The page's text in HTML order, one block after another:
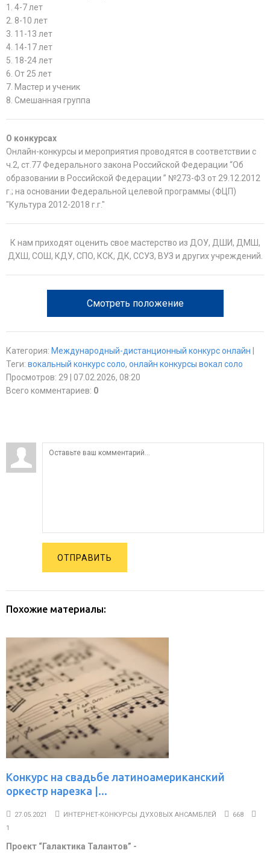
1. 4-7 лет
2. 8-10 лет
3. 11-13 лет
4. 14-17 лет
5. 18-24 лет
6. От 25 лет
7. Мастер и ученик
8. Смешанная группа
О конкурсах
Онлайн-конкурсы и мероприятия проводятся в соответствии с
ч.2, ст.77 Федерального закона Российской Федерации “Об
образовании в Российской Федерации ” №273-Ф3 от 29.12.2012
г.; на основании Федеральной целевой программы (ФЦП)
"Культура 2012-2018 г.г."
К нам приходят оценить свое мастерство из ДОУ, ДШИ, ДМШ,
ДХШ, СОШ, КДУ, СПО, КСК, ДК, ССУЗ, ВУЗ и других учреждений.
Смотреть положение
Категория: Международный-дистанционный конкурс онлайн
Теги: вокальный конкурс соло, онлайн конкурсы вокал соло
Просмотров: 29 | 07.02.2026, 08:20
Всего комментариев: 0
ОТПРАВИТЬ
Похожие материалы:
Конкурс на свадьбе латиноамериканский
оркестр нарезка |...
27.05.2021 ИНТЕРНЕТ-КОНКУРСЫ ДУХОВЫХ АНСАМБЛЕЙ
668
1
Проект “Галактика Талантов” -